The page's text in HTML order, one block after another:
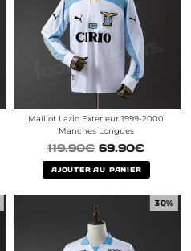
Maillot Lazio Exterieur 1999-2000
Manches Longues
119.90€ 69.90€
AJOUTER AU PANIER
30%